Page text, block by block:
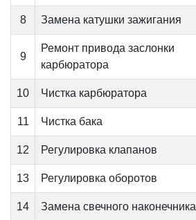
8 Замена катушки зажигания
9
Ремонт привода заслонки
карбюратора
10 Чистка карбюратора
11 Чистка бака
12 Регулировка клапанов
13 Регулировка оборотов
14 Замена свечного наконечника